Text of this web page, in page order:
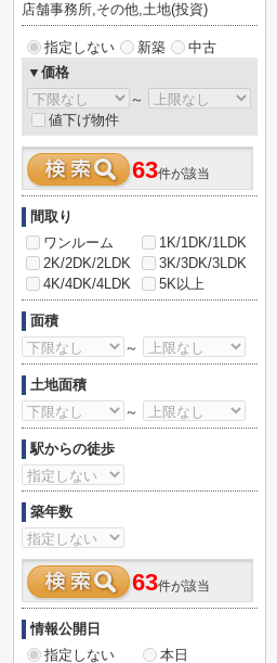
店舗事務所,その他,土地(投資)
指定しない 新築
中古
▼価格
～
値下げ物件
63件が該当
間取り
ワンルーム
1K/1DK/1LDK
2K/2DK/2LDK
3K/3DK/3LDK
4K/4DK/4LDK
5K以上
面積
～
土地面積
～
駅からの徒歩
築年数
63件が該当
情報公開日
指定しない
本日